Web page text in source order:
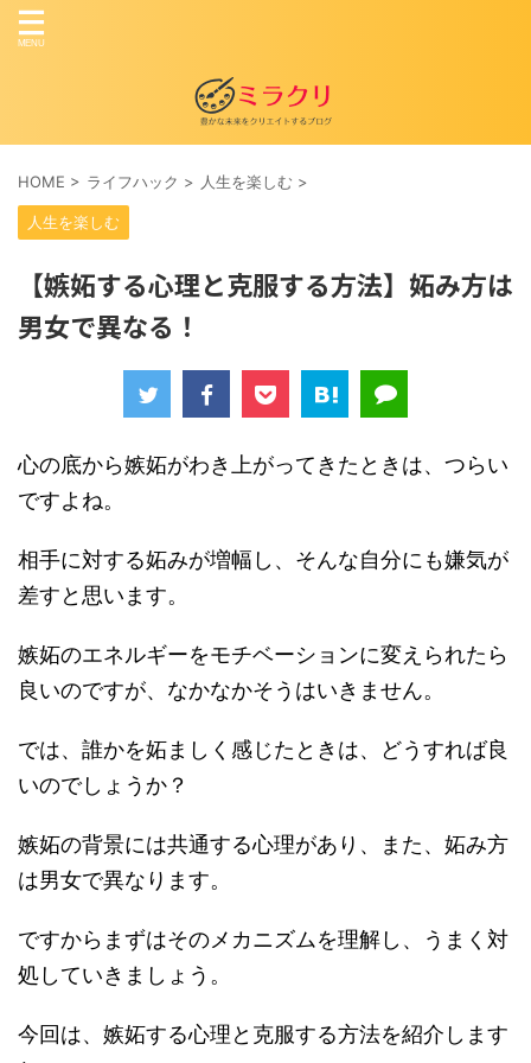
HOME > ライフハック > 人生を楽しむ >
人生を楽しむ
【嫉妬する心理と克服する方法】妬み方は
男女で異なる！
心の底から嫉妬がわき上がってきたときは、つらい
ですよね。
相手に対する妬みが増幅し、そんな自分にも嫌気が
差すと思います。
嫉妬のエネルギーをモチベーションに変えられたら
良いのですが、なかなかそうはいきません。
では、誰かを妬ましく感じたときは、どうすれば良
いのでしょうか？
嫉妬の背景には共通する心理があり、また、妬み方
は男女で異なります。
ですからまずはそのメカニズムを理解し、うまく対
処していきましょう。
今回は、嫉妬する心理と克服する方法を紹介します